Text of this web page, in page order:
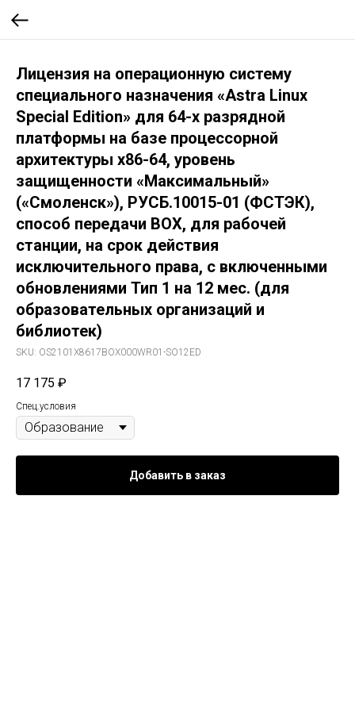
Лицензия на операционную систему
специального назначения «Astra Linux
Special Edition» для 64-х разрядной
платформы на базе процессорной
архитектуры х86-64, уровень
защищенности «Максимальный»
(«Смоленск»), РУСБ.10015-01 (ФСТЭК),
способ передачи BOX, для рабочей
станции, на срок действия
исключительного права, с включенными
обновлениями Тип 1 на 12 мес. (для
образовательных организаций и
библиотек)
SKU: OS2101X8617BOX000WR01-SO12ED
17 175 ₽
Спец.условия
Добавить в заказ